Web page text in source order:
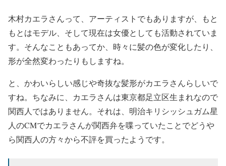
木村カエラさんって、アーティストでもありますが、もと
もとはモデル、そして現在は女優としても活動されていま
す。そんなこともあってか、時々に髪の色が変化したり、
形が全然変わったりもしますね。
と、かわいらしい感じや奇抜な髪形がカエラさんらしいで
すね。ちなみに、カエラさんは東京都足立区生まれなので
関西人ではありません。それは、明治キリシッシュガム星
人のCMでカエラさんが関西弁を喋っていたことでどうや
ら関西人の方々から不評を買ったようです。